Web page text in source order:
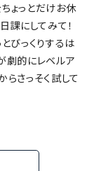
ょっとだけお休
課にしてみて！
びっくりするは
劇的にレベルア
さっそく試して